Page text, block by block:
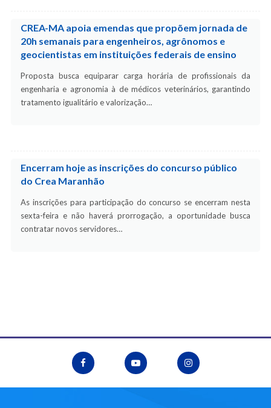
CREA-MA apoia emendas que propõem jornada de
20h semanais para engenheiros, agrônomos e
geocientistas em instituições federais de ensino
Proposta busca equiparar carga horária de profissionais da
engenharia e agronomia à de médicos veterinários, garantindo
tratamento igualitário e valorização…
Encerram hoje as inscrições do concurso público
do Crea Maranhão
As inscrições para participação do concurso se encerram nesta
sexta-feira e não haverá prorrogação, a oportunidade busca
contratar novos servidores…